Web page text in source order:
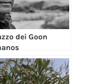
dei Goon